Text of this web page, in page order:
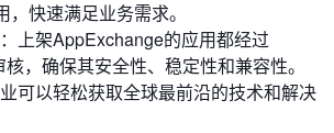
快速满足业务需求。
：上架AppExchange的应用都经过
，确保其安全性、稳定性和兼容性。
可以轻松获取全球最前沿的技术和解决